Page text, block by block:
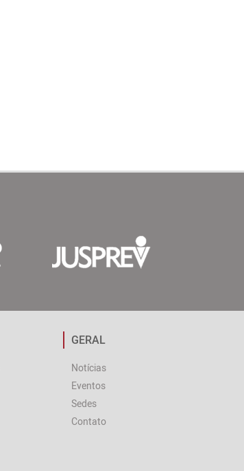
GERAL
Notícias
Eventos
Sedes
Contato